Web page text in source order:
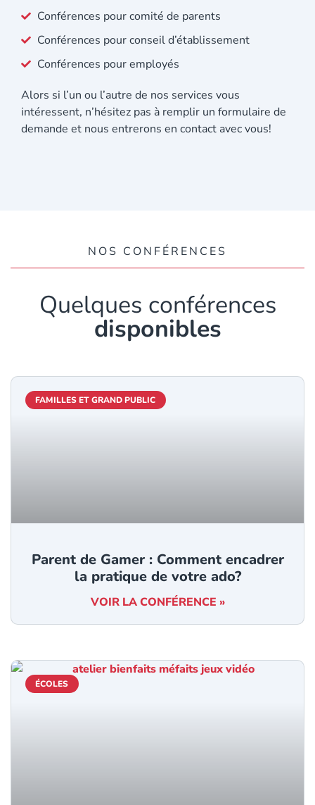
Conférences pour comité de parents
Conférences pour conseil d’établissement
Conférences pour employés
Alors si l’un ou l’autre de nos services vous
intéressent, n’hésitez pas à remplir un formulaire de
demande et nous entrerons en contact avec vous!
NOS CONFÉRENCES
Quelques conférences
disponibles
FAMILLES ET GRAND PUBLIC
Parent de Gamer : Comment encadrer
la pratique de votre ado?
VOIR LA CONFÉRENCE »
ÉCOLES